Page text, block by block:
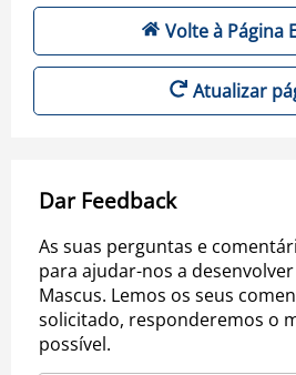
Volte à Página
Atualizar
Dar Feedback
As suas perguntas e
para ajudar-nos a
Mascus. Lemos os seus
solicitado, responderemos o
possível.